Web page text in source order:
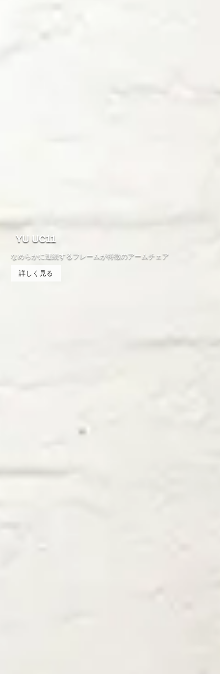
YU UC11
なめらかに連続するフレームが特徴のアームチェア
詳しく見る